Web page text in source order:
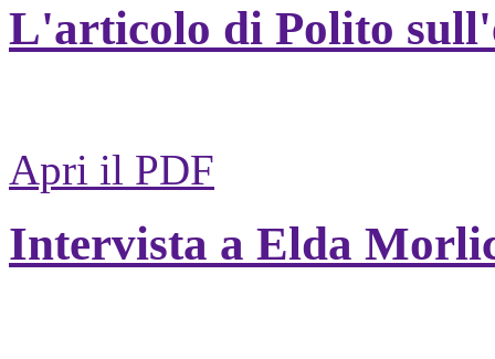
L'articolo di Polito
Apri il PDF
Intervista a Elda